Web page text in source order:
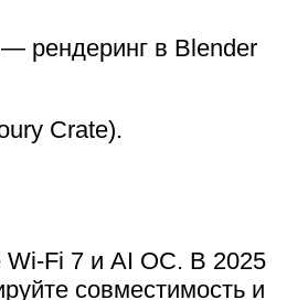
рендеринг в Blender
Crate).
Fi 7 и AI OC. В 2025
совместимость и